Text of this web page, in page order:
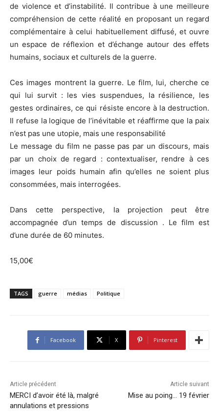
de violence et d’instabilité. Il contribue à une meilleure
compréhension de cette réalité en proposant un regard
complémentaire à celui habituellement diffusé, et ouvre
un espace de réflexion et d’échange autour des effets
humains, sociaux et culturels de la guerre.
Ces images montrent la guerre. Le film, lui, cherche ce
qui lui survit : les vies suspendues, la résilience, les
gestes ordinaires, ce qui résiste encore à la destruction.
Il refuse la logique de l’inévitable et réaffirme que la paix
n’est pas une utopie, mais une responsabilité
Le message du film ne passe pas par un discours, mais
par un choix de regard : contextualiser, rendre à ces
images leur poids humain afin qu’elles ne soient plus
consommées, mais interrogées.
Dans cette perspective, la projection peut être
accompagnée d’un temps de discussion . Le film est
d’une durée de 60 minutes.
15,00€
TAGS guerre médias Politique
Facebook X Pinterest
Article précédent
MERCI d’avoir été là, malgré
annulations et pressions
Article suivant
Mise au poing… 19 février